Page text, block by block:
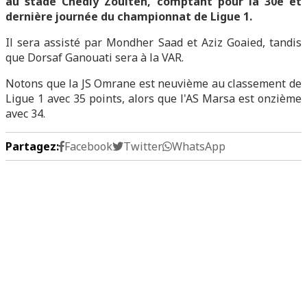
dernière journée du championnat de Ligue 1.
Il sera assisté par Mondher Saad et Aziz Goaied, tandis
que Dorsaf Ganouati sera à la VAR.
Notons que la JS Omrane est neuvième au classement de
Ligue 1 avec 35 points, alors que l'AS Marsa est onzième
avec 34.
Partagez: Facebook Twitter WhatsApp